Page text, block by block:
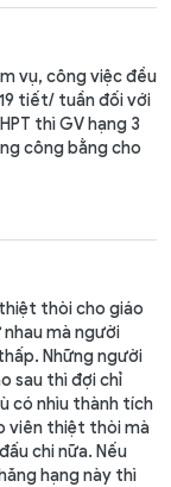
vụ, công việc đều
tiết/ tuần đối với
thì GV hạng 3
công bằng cho
thòi cho giáo
mà người
Những người
sau thì đợi chỉ
có nhìu thành tích
viên thiệt thòi mà
chi nữa. Nếu
hạng này thì